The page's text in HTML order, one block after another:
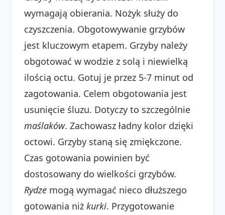
wymagają obierania. Nożyk służy do
czyszczenia. Obgotowywanie grzybów
jest kluczowym etapem. Grzyby należy
obgotować w wodzie z solą i niewielką
ilością octu. Gotuj je przez 5-7 minut od
zagotowania. Celem obgotowania jest
usunięcie śluzu. Dotyczy to szczególnie
maślaków. Zachowasz ładny kolor dzięki
octowi. Grzyby staną się zmiękczone.
Czas gotowania powinien być
dostosowany do wielkości grzybów.
Rydze mogą wymagać nieco dłuższego
gotowania niż kurki. Przygotowanie